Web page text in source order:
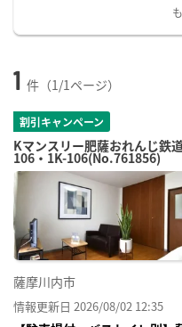
1 件（1/1ページ）
割引キャンペーン
Kマンスリー肥薩おれんじ鉄
106・1K-106(No.761856)
薩摩川内市
情報更新日 2026/08/02 12:35